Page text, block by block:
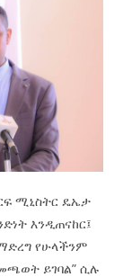
ሚኒስትር ዴኤታ
እንዲጠናከር፤
የሁላችንም
ይገባል” ሲሉ